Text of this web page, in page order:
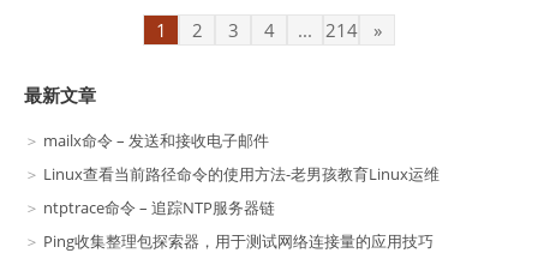
1 2 3 4 ... 214 »
最新文章
mailx命令 – 发送和接收电子邮件
Linux查看当前路径命令的使用方法-老男孩教育Linux运维
ntptrace命令 – 追踪NTP服务器链
Ping收集整理包探索器，用于测试网络连接量的应用技巧